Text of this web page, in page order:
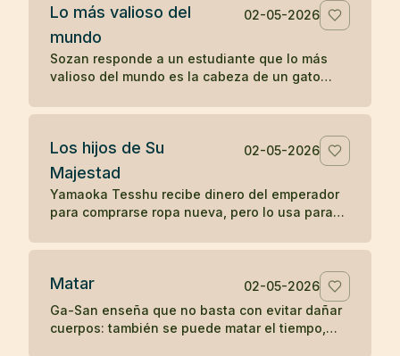
Lo más valioso del
mundo
02-05-2026
Sozan responde a un estudiante que lo más
valioso del mundo es la cabeza de un gato
Los hijos de Su
Majestad
02-05-2026
Yamaoka Tesshu recibe dinero del emperador
para comprarse ropa nueva, pero lo usa para
Matar
02-05-2026
Ga-San enseña que no basta con evitar dañar
cuerpos: también se puede matar el tiempo,